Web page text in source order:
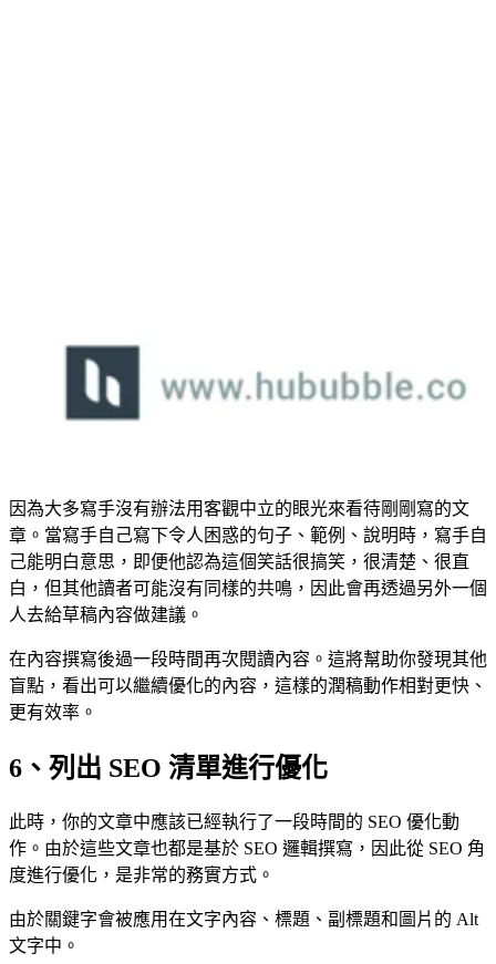
因為大多寫手沒有辦法用客觀中立的眼光來看待剛剛寫的文
章。當寫手自己寫下令人困惑的句子、範例、說明時，寫手自
己能明白意思，即便他認為這個笑話很搞笑，很清楚、很直
白，但其他讀者可能沒有同樣的共鳴，因此會再透過另外一個
人去給草稿內容做建議。
在內容撰寫後過一段時間再次閱讀內容。這將幫助你發現其他
盲點，看出可以繼續優化的內容，這樣的潤稿動作相對更快、
更有效率。
6、列出 SEO 清單進行優化
此時，你的文章中應該已經執行了一段時間的 SEO 優化動
作。由於這些文章也都是基於 SEO 邏輯撰寫，因此從 SEO 角
度進行優化，是非常的務實方式。
由於關鍵字會被應用在文字內容、標題、副標題和圖片的 Alt
文字中。